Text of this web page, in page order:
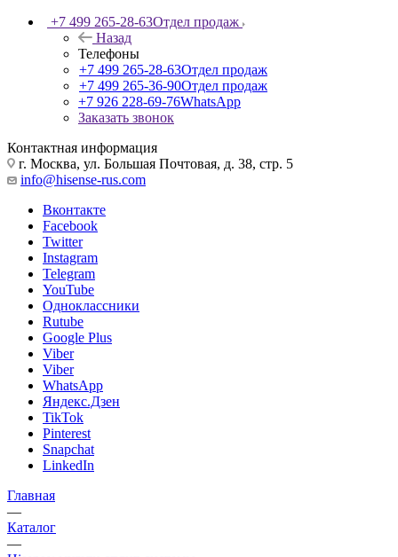
+7 499 265-28-63Отдел продаж
Назад
Телефоны
+7 499 265-28-63Отдел продаж
+7 499 265-36-90Отдел продаж
+7 926 228-69-76WhatsApp
Заказать звонок
Контактная информация
г. Москва, ул. Большая Почтовая, д. 38, стр. 5
info@hisense-rus.com
Вконтакте
Facebook
Twitter
Instagram
Telegram
YouTube
Одноклассники
Rutube
Google Plus
Viber
Viber
WhatsApp
Яндекс.Дзен
TikTok
Pinterest
Snapchat
LinkedIn
Главная
—
Каталог
—